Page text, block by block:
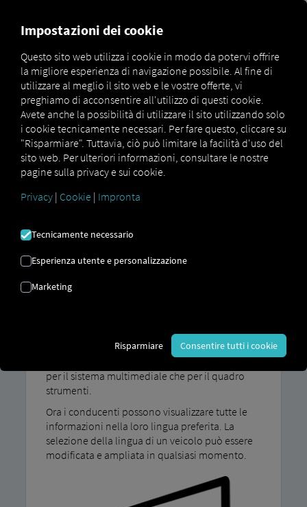
Marketplace
MAN
DigitalServices
MAN
Now
MAN
LanguagePackage
Registrati e prenota ora
LANGUAGEPACKAGE
Lingue di visualizzazione estese
principale selezionata sul display può essere
integrata con altre lingue. Il nostro pacchetto
lingue amplia le impostazioni linguistiche sia
per il sistema multimediale che per il quadro
strumenti.
Ora i conducenti possono visualizzare tutte le
informazioni nella loro lingua preferita. La
selezione della lingua di un veicolo può essere
modificata e ampliata in qualsiasi momento.
Impostazioni dei cookie
Questo sito web utilizza i cookie in modo da potervi offrire
la migliore esperienza di navigazione possibile. Al fine di
utilizzare al meglio il sito web e le vostre offerte, vi
preghiamo di acconsentire all'utilizzo di questi cookie.
Avete anche la possibilità di utilizzare il sito utilizzando solo
i cookie tecnicamente necessari. Per fare questo, cliccare su
"Risparmiare". Tuttavia, ciò può limitare la facilità d'uso del
sito web. Per ulteriori informazioni, consultare le nostre
pagine sulla privacy e sui cookie.
Privacy | Cookie | Impronta
Tecnicamente necessario
Esperienza utente e personalizzazione
Marketing
Risparmiare Consentire tutti i cookie